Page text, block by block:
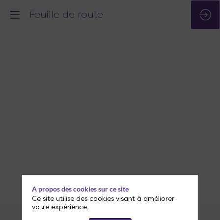
Feuille de route
PLAISANCE
A propos des cookies sur ce site
Ce site utilise des cookies visant à améliorer
votre expérience.